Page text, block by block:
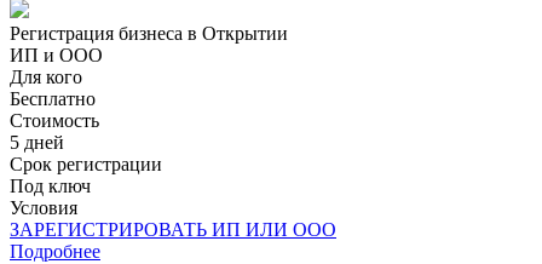
Регистрация бизнеса в Открытии
ИП и ООО
Для кого
Бесплатно
Стоимость
5 дней
Срок регистрации
Под ключ
Условия
ЗАРЕГИСТРИРОВАТЬ ИП ИЛИ ООО
Подробнее